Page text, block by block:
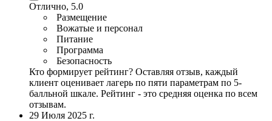
Отлично, 5.0
Размещение
Вожатые и персонал
Питание
Программа
Безопасность
Кто формирует рейтинг? Оставляя отзыв, каждый
клиент оценивает лагерь по пяти параметрам по 5-
балльной шкале. Рейтинг - это средняя оценка по всем
отзывам.
29 Июля 2025 г.